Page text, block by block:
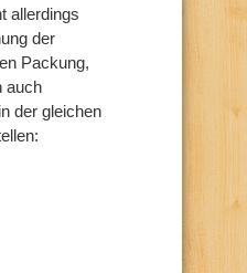
allerdings
der
Packung,
auch
der gleichen